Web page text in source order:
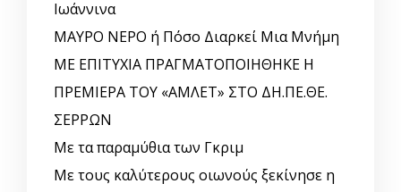
Ιωάννινα
ΜΑΥΡΟ ΝΕΡΟ ή Πόσο Διαρκεί Μια Μνήμη
ΜΕ ΕΠΙΤΥΧΙΑ ΠΡΑΓΜΑΤΟΠΟΙΗΘΗΚΕ Η
ΠΡΕΜΙΕΡΑ ΤΟΥ «ΑΜΛΕΤ» ΣΤΟ ΔΗ.ΠΕ.ΘΕ.
ΣΕΡΡΩΝ
Με τα παραμύθια των Γκριμ
Με τους καλύτερους οιωνούς ξεκίνησε η